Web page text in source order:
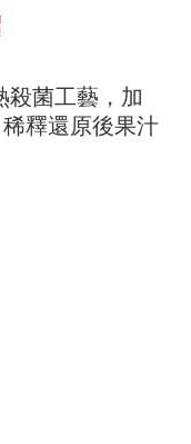
殺菌工藝，加
釋還原後果汁